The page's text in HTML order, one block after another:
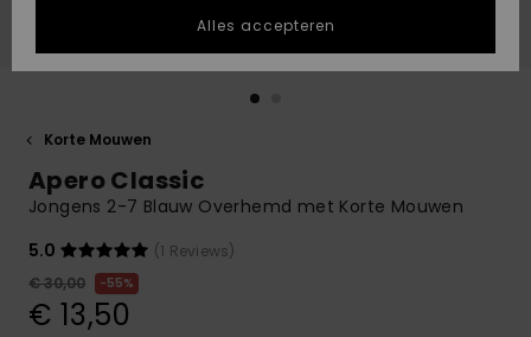
vraag te
krijgen.
Gesprek
de meest
vragen en ons
contactformulier.
STORE LOCATOR
VERLANGLIJST
Korte Mouwen
Apero Classic
Jongens 2-7 Blauw Overhemd met Korte Mouwen
5.0
(1 Reviews)
€ 30,00
55%
€ 13,50
Alles accepteren